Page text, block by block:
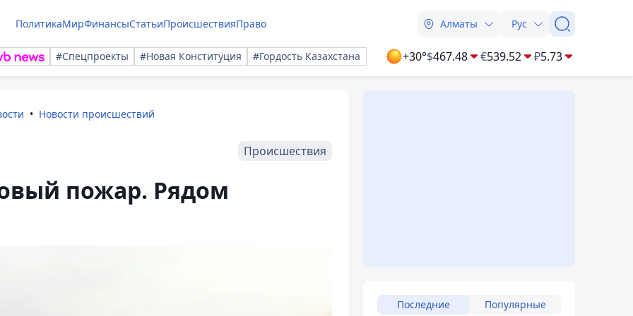
ПолитикаМирФинансыСтатьиПроисшествияПраво Алматы Рус
#Спецпроекты #Новая Конституция #Гордость Казахстана +30°$467.48 €539.52 ₽5.73
Новости происшествий
Происшествия
пожар. Рядом
Последние Популярные